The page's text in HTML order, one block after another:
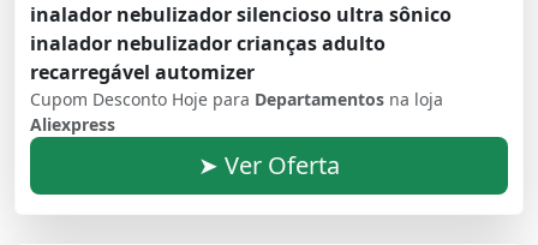
inalador nebulizador silencioso ultra sônico
inalador nebulizador crianças adulto
recarregável automizer
Cupom Desconto Hoje para Departamentos na loja
Aliexpress
➤ Ver Oferta